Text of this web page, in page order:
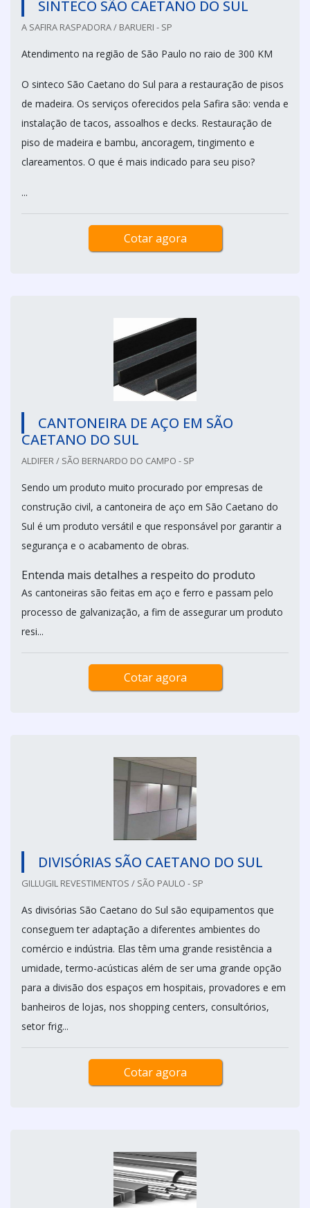
SINTECO SÃO CAETANO DO SUL
A SAFIRA RASPADORA / BARUERI - SP
Atendimento na região de São Paulo no raio de 300 KM
O sinteco São Caetano do Sul para a restauração de pisos
de madeira. Os serviços oferecidos pela Safira são: venda e
instalação de tacos, assoalhos e decks. Restauração de
piso de madeira e bambu, ancoragem, tingimento e
clareamentos. O que é mais indicado para seu piso?
...
Cotar agora
CANTONEIRA DE AÇO EM SÃO
CAETANO DO SUL
ALDIFER / SÃO BERNARDO DO CAMPO - SP
Sendo um produto muito procurado por empresas de
construção civil, a cantoneira de aço em São Caetano do
Sul é um produto versátil e que responsável por garantir a
segurança e o acabamento de obras.
Entenda mais detalhes a respeito do produto
As cantoneiras são feitas em aço e ferro e passam pelo
processo de galvanização, a fim de assegurar um produto
resi...
Cotar agora
DIVISÓRIAS SÃO CAETANO DO SUL
GILLUGIL REVESTIMENTOS / SÃO PAULO - SP
As divisórias São Caetano do Sul são equipamentos que
conseguem ter adaptação a diferentes ambientes do
comércio e indústria. Elas têm uma grande resistência a
umidade, termo-acústicas além de ser uma grande opção
para a divisão dos espaços em hospitais, provadores e em
banheiros de lojas, nos shopping centers, consultórios,
setor frig...
Cotar agora